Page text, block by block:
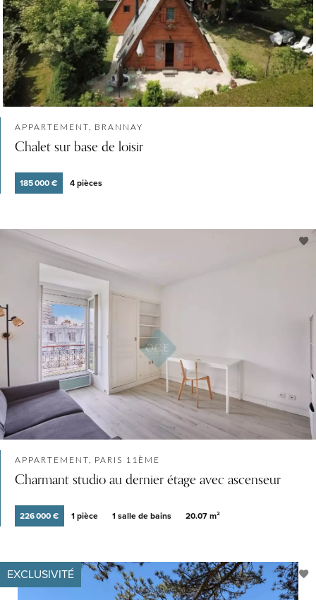
APPARTEMENT, BRANNAY
Chalet sur base de loisir
185 000 € 4 pièces
APPARTEMENT, PARIS 11ÈME
Charmant studio au dernier étage avec ascenseur
226 000 € 1 pièce 1 salle de bains 20.07 m²
EXCLUSIVITÉ